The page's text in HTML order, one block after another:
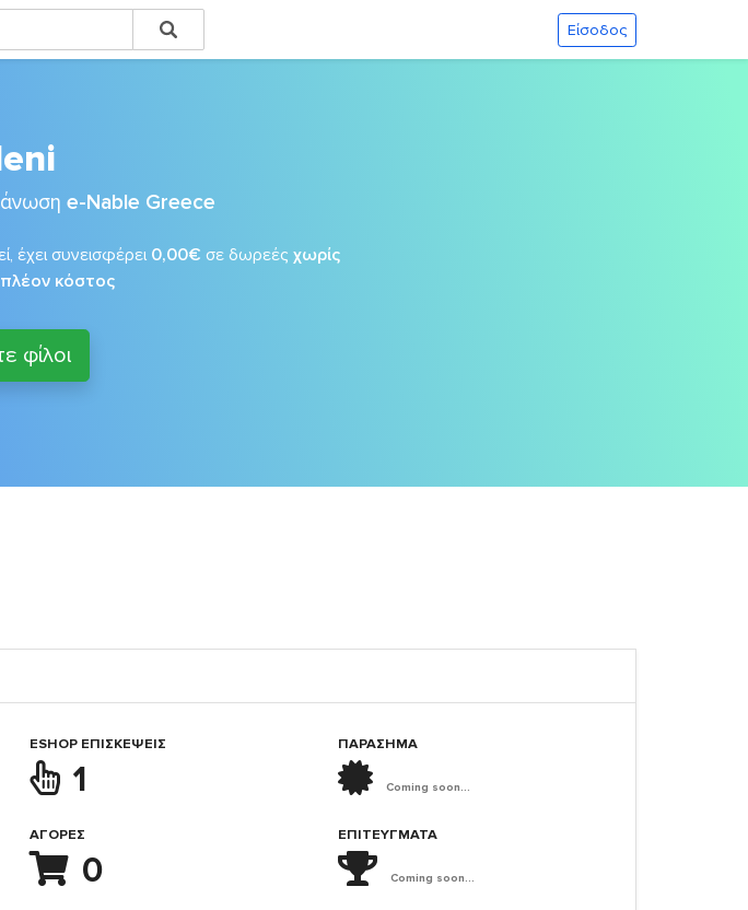
Είσοδος
e-Nable Greece
συνεισφέρει 0,00€ σε δωρεές χωρίς
κόστος
φίλοι
ESHOP ΕΠΙΣΚΈΨΕΙΣ
1
ΑΓΟΡΈΣ
0
ΠΑΡΑΣΗΜΑ
Coming soon...
ΕΠΙΤΕΎΓΜΑΤΑ
Coming soon...